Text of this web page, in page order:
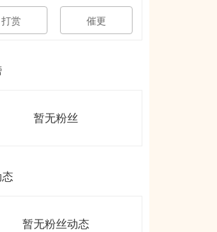
打赏 催更
暂无粉丝
暂无粉丝动态